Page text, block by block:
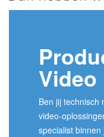
SUPPORT
MIJN OSEC
CONTACT
Video
Ben jij technisch
video-
specialist